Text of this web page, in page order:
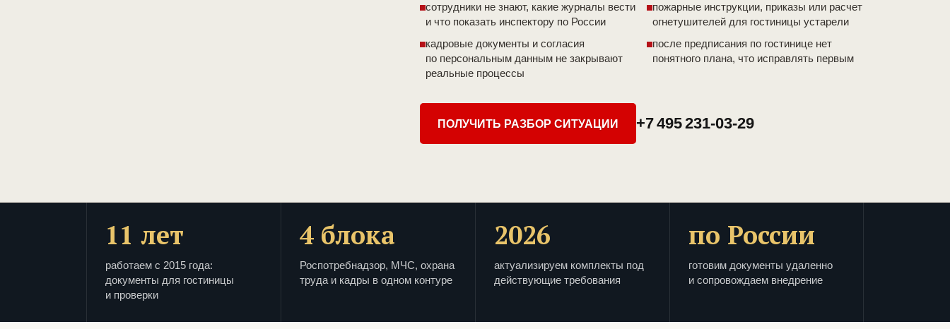
сотрудники не знают, какие журналы вести
и что показать инспектору по России
пожарные инструкции, приказы или расчет
огнетушителей для гостиницы устарели
кадровые документы и согласия
по персональным данным не закрывают
реальные процессы
после предписания по гостинице нет
понятного плана, что исправлять первым
ПОЛУЧИТЬ РАЗБОР СИТУАЦИИ +7 495 231-03-29
11 лет
работаем с 2015 года:
документы для гостиницы
и проверки
4 блока
Роспотребнадзор, МЧС, охрана
труда и кадры в одном контуре
2026
актуализируем комплекты под
действующие требования
по России
готовим документы удаленно
и сопровождаем внедрение